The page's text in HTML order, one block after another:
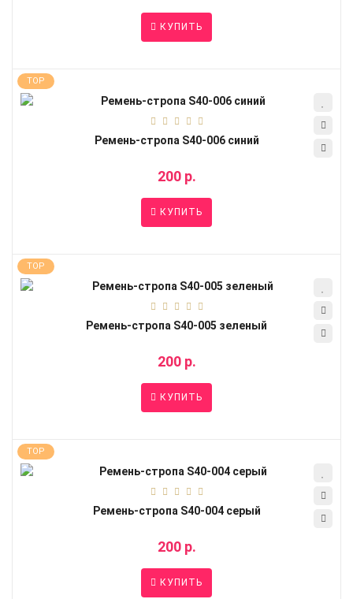
КУПИТЬ
TOP
Ремень-стропа S40-006 синий
200 р.
КУПИТЬ
TOP
Ремень-стропа S40-005 зеленый
200 р.
КУПИТЬ
TOP
Ремень-стропа S40-004 серый
200 р.
КУПИТЬ